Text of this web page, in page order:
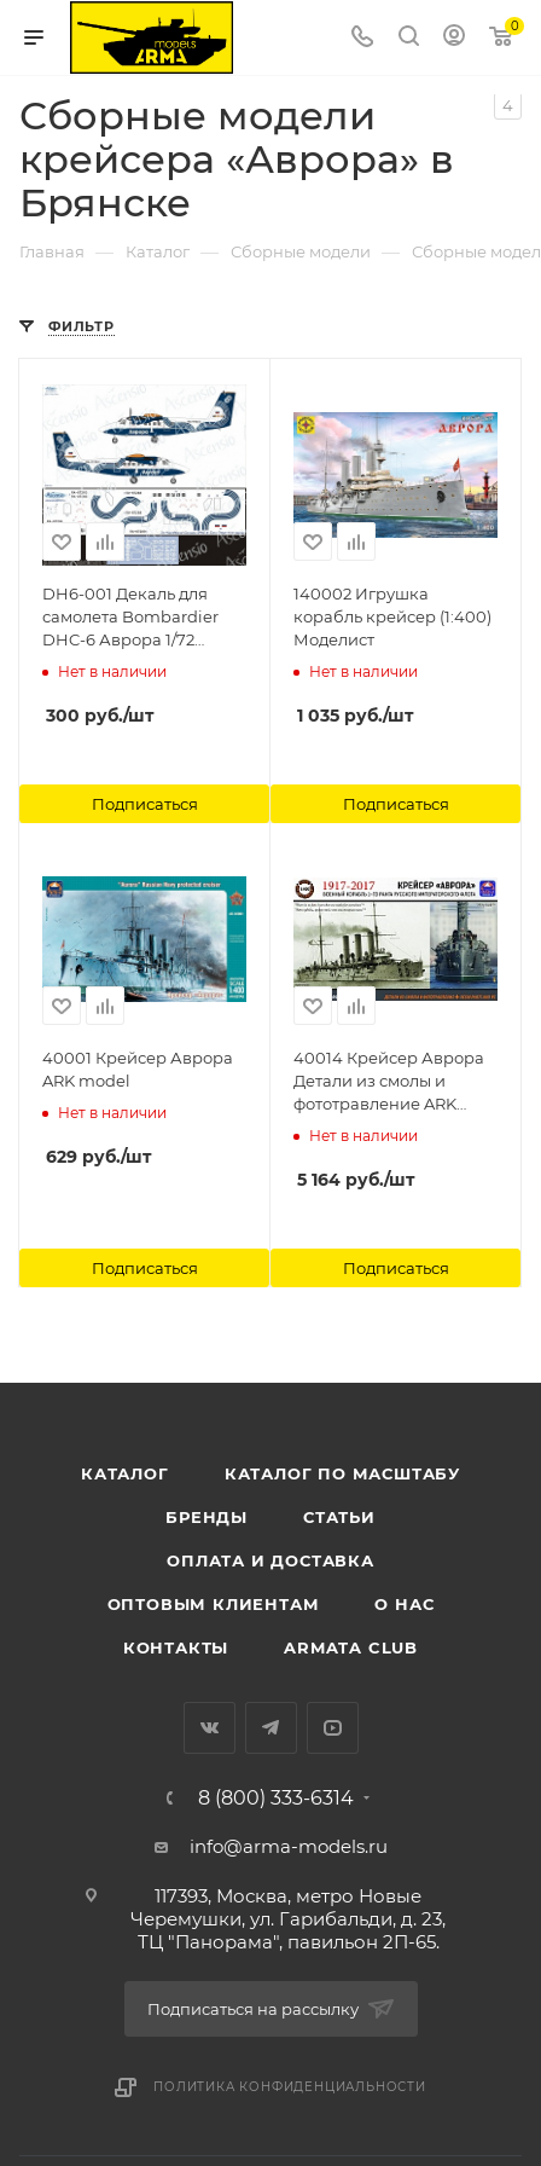
0
Сборные модели
крейсера «Аврора» в
Брянске
4
Главная — Каталог — Сборные модели — Сборные
ФИЛЬТР
DH6-001 Декаль для
самолета Bombardier
DHC-6 Аврора 1/72
Ascensio,
Нет в наличии
300 руб./шт
Подписаться
140002 Игрушка
корабль крейсер (1:400)
Моделист
Нет в наличии
1 035 руб./шт
Подписаться
40001 Крейсер Аврора
ARK model
Нет в наличии
629 руб./шт
Подписаться
40014 Крейсер Аврора
Детали из смолы и
фототравление ARK
model
Нет в наличии
5 164 руб./шт
Подписаться
КАТАЛОГ КАТАЛОГ ПО МАСШТАБУ
БРЕНДЫ СТАТЬИ
ОПЛАТА И ДОСТАВКА
ОПТОВЫМ КЛИЕНТАМ О НАС
КОНТАКТЫ ARMATA CLUB
8 (800) 333-6314
info@arma-models.ru
117393, Москва, метро Новые
Черемушки, ул. Гарибальди, д. 23,
ТЦ "Панорама", павильон 2П-65.
Подписаться на рассылку
ПОЛИТИКА КОНФИДЕНЦИАЛЬНОСТИ